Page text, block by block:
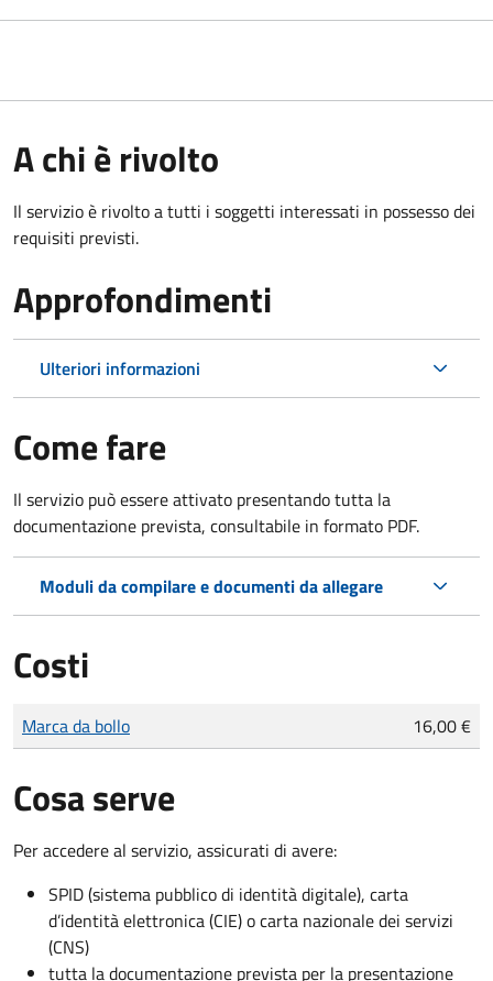
A chi è rivolto
Il servizio è rivolto a tutti i soggetti interessati in possesso dei
requisiti previsti.
Approfondimenti
Ulteriori informazioni
Come fare
Il servizio può essere attivato presentando tutta la
documentazione prevista, consultabile in formato PDF.
Moduli da compilare e documenti da allegare
Costi
Tipo di pagamento
Importo
Marca da bollo 16,00 €
Cosa serve
Per accedere al servizio, assicurati di avere:
SPID (sistema pubblico di identità digitale), carta
d’identità elettronica (CIE) o carta nazionale dei servizi
(CNS)
tutta la documentazione prevista per la presentazione